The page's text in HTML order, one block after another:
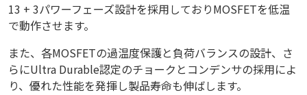
13 + 3パワーフェーズ設計を採用しておりMOSFETを低温
で動作させます。
また、各MOSFETの過温度保護と負荷バランスの設計、さ
らにUltra Durable認定のチョークとコンデンサの採用によ
り、優れた性能を発揮し製品寿命も伸ばします。